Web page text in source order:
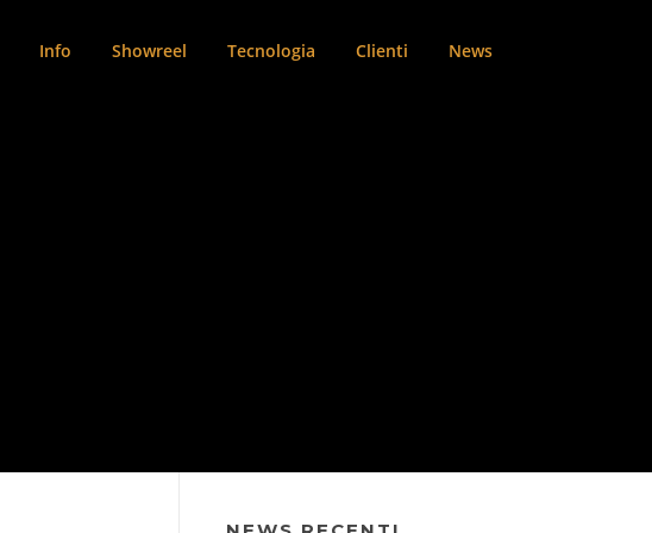
Info Showreel Tecnologia Clienti News